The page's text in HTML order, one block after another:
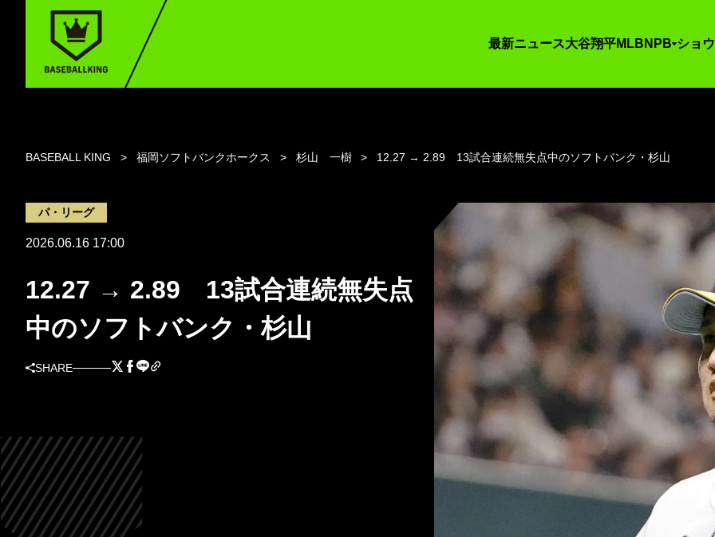
最新ニュース大谷翔平MLB NPB ショ
BASEBALL KING 福岡ソフトバンクホークス 杉山 一樹 12.27 → 2.89 13試合連続無失点中のソフトバンク・杉山
パ・リーグ
2026.06.16 17:00
12.27 → 2.89 13試合連続無失点
中のソフトバンク・杉山
SHARE